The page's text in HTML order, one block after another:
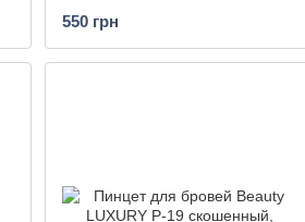
550 грн